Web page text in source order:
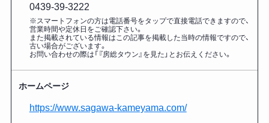
0439-39-3222
※スマートフォンの方は電話番号をタップで直接電話できますので、
営業時間や定休日をご確認下さい。
また掲載されている情報はこの記事を掲載した当時の情報ですので、
古い場合がございます。
お問い合わせの際は「『房総タウン』を見た」とお伝えください。
ホームページ
https://www.sagawa-kameyama.com/